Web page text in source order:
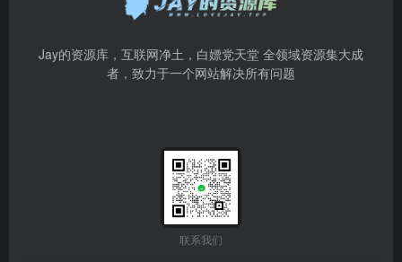
Jay的资源库，互联网净土，白嫖党天堂 全领域资源集大成
者，致力于一个网站解决所有问题
联系我们